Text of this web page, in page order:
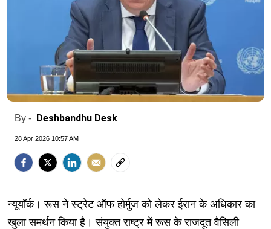
By - Deshbandhu Desk
28 Apr 2026 10:57 AM
न्यूयॉर्क। रूस ने स्ट्रेट ऑफ होर्मुज को लेकर ईरान के अधिकार का
खुला समर्थन किया है। संयुक्त राष्ट्र में रूस के राजदूत वैसिली